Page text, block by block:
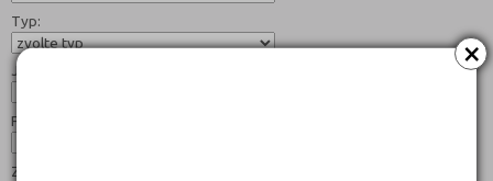
×
Typ:
Jazyk:
Forma:
Zaměření: